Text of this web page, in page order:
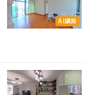
AI講房